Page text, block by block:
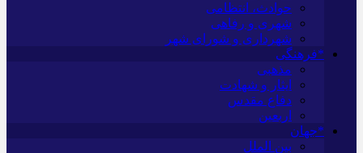
حوادث، انتظامی
شهری و رفاهی
شهرداری و شورای شهر
*فرهنگی
مذهبی
ایثار و شهادت
دفاع مقدس
اربعین
*جهان
بین الملل